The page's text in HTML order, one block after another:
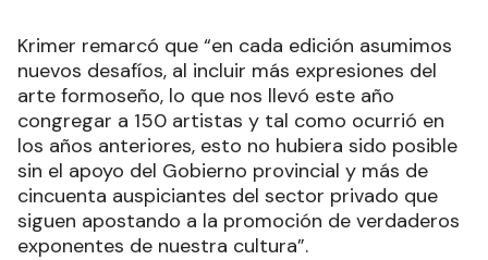
Krimer remarcó que “en cada edición asumimos
nuevos desafíos, al incluir más expresiones del
arte formoseño, lo que nos llevó este año
congregar a 150 artistas y tal como ocurrió en
los años anteriores, esto no hubiera sido posible
sin el apoyo del Gobierno provincial y más de
cincuenta auspiciantes del sector privado que
siguen apostando a la promoción de verdaderos
exponentes de nuestra cultura”.